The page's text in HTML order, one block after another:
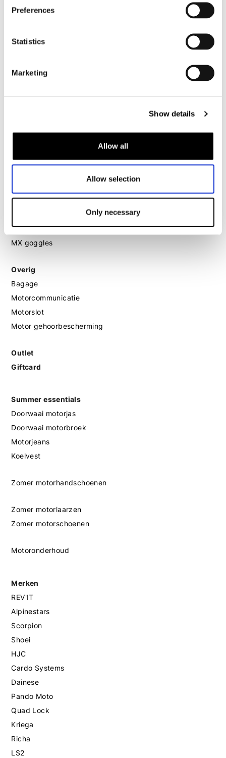
Preferences
Statistics
Marketing
Show details
Allow all
Allow selection
Only necessary
Motorjeans dames
MX laarzen
MX helmen
MX goggles
Overig
Bagage
Motorcommunicatie
Motorslot
Motor gehoorbescherming
Outlet
Giftcard
Summer essentials
Doorwaai motorjas
Doorwaai motorbroek
Motorjeans
Koelvest
Zomer motorhandschoenen
Zomer motorlaarzen
Zomer motorschoenen
Motoronderhoud
Merken
REV'IT
Alpinestars
Scorpion
Shoei
HJC
Cardo Systems
Dainese
Pando Moto
Quad Lock
Kriega
Richa
LS2